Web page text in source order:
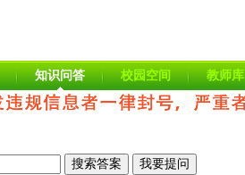
知识问答 校园空间 教师库